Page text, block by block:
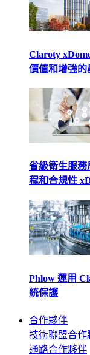
Claroty
價值和增強的
省級衛生服務
程和合規性
Phlow 運用
統保護
合作夥伴
技術聯盟合作
通路合作夥伴